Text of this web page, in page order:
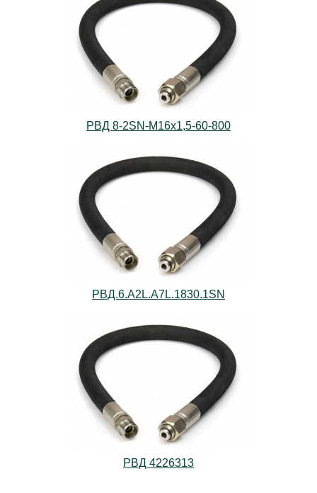
РВД 8-2SN-M16х1,5-60-800
РВД.6.А2L.А7L.1830.1SN
РВД 4226313